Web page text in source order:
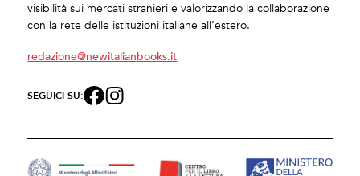
visibilità sui mercati stranieri e valorizzando la collaborazione
con la rete delle istituzioni italiane all’estero.
redazione@newitalianbooks.it
SEGUICI SU: